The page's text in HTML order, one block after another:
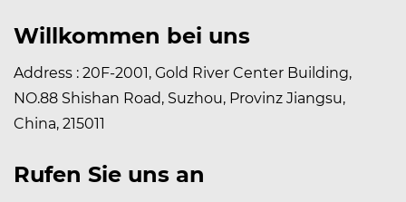
Willkommen bei uns
Address : 20F-2001, Gold River Center Building,
NO.88 Shishan Road, Suzhou, Provinz Jiangsu,
China, 215011
Rufen Sie uns an